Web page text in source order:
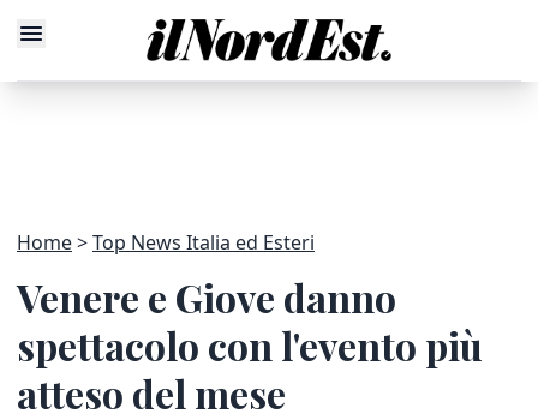
Home Top News Italia ed Esteri
Venere e Giove danno
spettacolo con l'evento più
atteso del mese